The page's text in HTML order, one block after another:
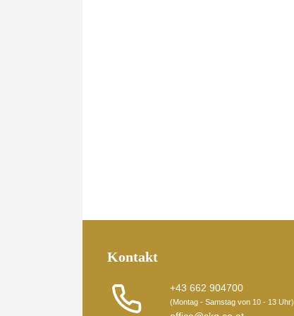
Kontakt
+43 662 904700
(Montag - Samstag von 10 - 13 Uhr)